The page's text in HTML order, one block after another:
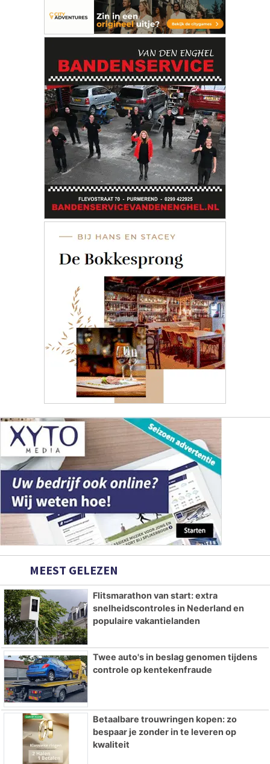
MEEST GELEZEN
Flitsmarathon van start: extra
snelheidscontroles in Nederland en
populaire vakantielanden
Twee auto's in beslag genomen tijdens
controle op kentekenfraude
Betaalbare trouwringen kopen: zo
bespaar je zonder in te leveren op
kwaliteit